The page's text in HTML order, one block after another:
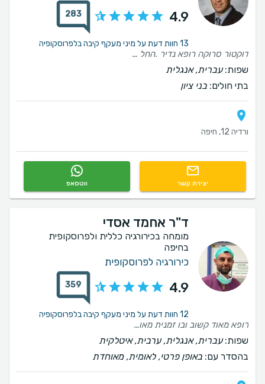
4.9
283
13 חוות דעת על מיני מעקף קיבה בלפרוסקופיה
דוקטור סרוקה רופא נדיר .החל מחוות הדעת לפני הניתוח,הניתוח עצמו והביקורת לאחר מכן.ממליץ בחום על הרופא הכי מקצועי,אנושי, אכפתי.
שפות:עברית, אנגלית
בתי חולים: בני ציון
ורדיה 12, חיפה
יצירת קשר ווטסאפ
ד"ר אחמד אסדי
מומחה בכירורגיה כללית ולפרוסקופית
בחיפה
כירורגיה לפרוסקופית
4.9
359
12 חוות דעת על מיני מעקף קיבה בלפרוסקופיה
רופא מאוד קשוב ובו זמנית מאוד חיובי. היה נעים להתרפא אצלו ופשוט לשוחח. אני ממליץ.
שפות:עברית, אנגלית, ערבית, איטלקית
בהסדר עם: באופן פרטי, לאומית, מאוחדת